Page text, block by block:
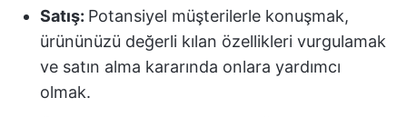
Satış: Potansiyel müşterilerle konuşmak,
ürününüzü değerli kılan özellikleri vurgulamak
ve satın alma kararında onlara yardımcı
olmak.